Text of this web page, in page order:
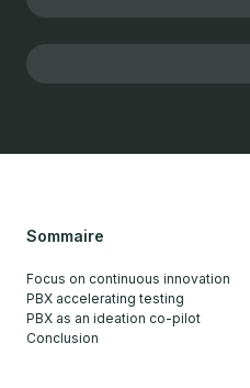
Sommaire
Focus on continuous innovation
PBX accelerating testing
PBX as an ideation co-pilot
Conclusion